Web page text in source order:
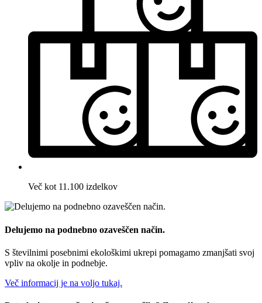
Več kot 11.100 izdelkov
Delujemo na podnebno ozaveščen način.
S številnimi posebnimi ekološkimi ukrepi pomagamo zmanjšati svoj
vpliv na okolje in podnebje.
Več informacij je na voljo tukaj.